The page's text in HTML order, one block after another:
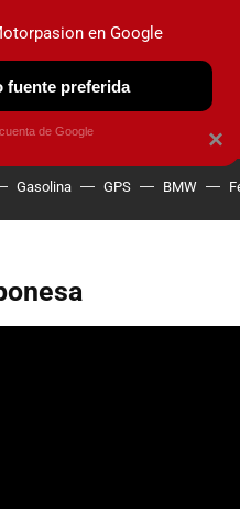
OBSERVATORIO
Gasolina GPS BMW
×
en Google
fuente preferida
de Google